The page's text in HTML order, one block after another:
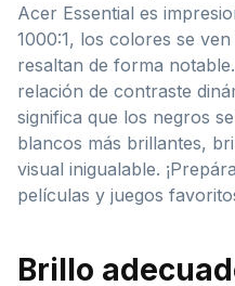
Acer Essential es
1000:1, los colores se
resaltan de forma
relación de contraste
significa que los negros
blancos más brillantes,
visual inigualable.
películas y juegos
Brillo